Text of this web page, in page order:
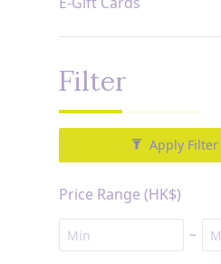
Filter
Apply Filter
Price Range (HK$)
~